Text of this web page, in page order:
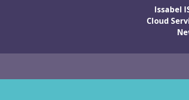
Issabel
Cloud